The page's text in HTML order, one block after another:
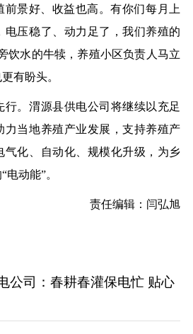
前景好、收益也高。有你们每月上
电压稳了、动力足了，我们养殖的
饮水的牛犊，养殖小区负责人马立
有盼头。
。渭源县供电公司将继续以充足
力当地养殖产业发展，支持养殖产
气化、自动化、规模化升级，为乡
动能”。
责任编辑：闫弘旭
公司：春耕春灌保电忙 贴心